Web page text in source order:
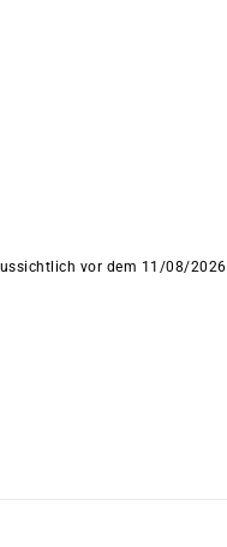
vor dem 11/08/2026